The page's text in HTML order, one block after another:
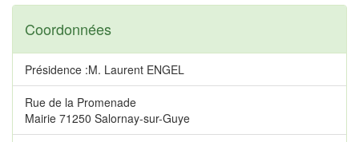
Coordonnées
Présidence :M. Laurent ENGEL
Rue de la Promenade
Mairie 71250 Salornay-sur-Guye